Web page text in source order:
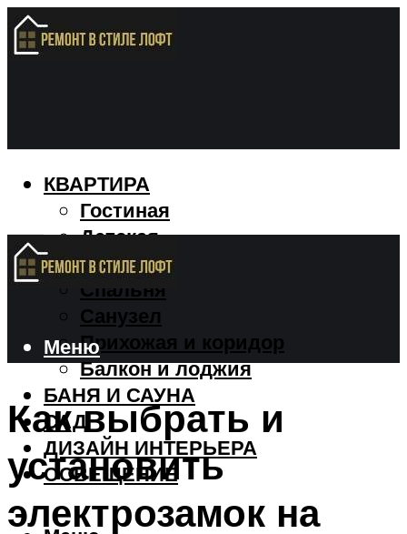
КВАРТИРА
Гостиная
Детская
Кухня
Спальня
Санузел
Прихожая и коридор
Балкон и лоджия
БАНЯ И САУНА
САД
ДИЗАЙН ИНТЕРЬЕРА
ОСВЕЩЕНИЕ
Меню
Как выбрать и
установить
электрозамок на